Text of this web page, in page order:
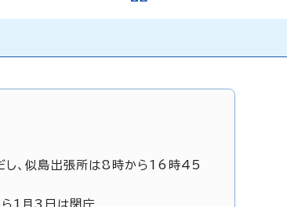
、似島出張所は8時から16時45
1月3日は閉庁